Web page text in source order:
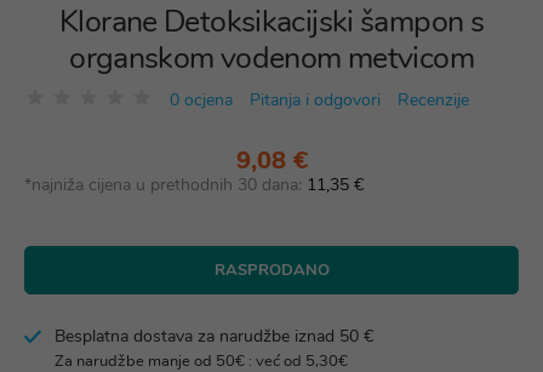
Klorane Detoksikacijski šampon s
organskom vodenom metvicom
0 ocjena Pitanja i odgovori Recenzije
9,08 €
*najniža cijena u prethodnih 30 dana: 11,35 €
RASPRODANO
Besplatna dostava za narudžbe iznad 50 €
Za narudžbe manje od 50€ : već od 5,30€